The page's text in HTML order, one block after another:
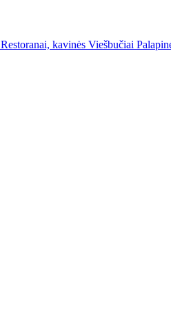
Restoranai, kavinės Viešbučiai